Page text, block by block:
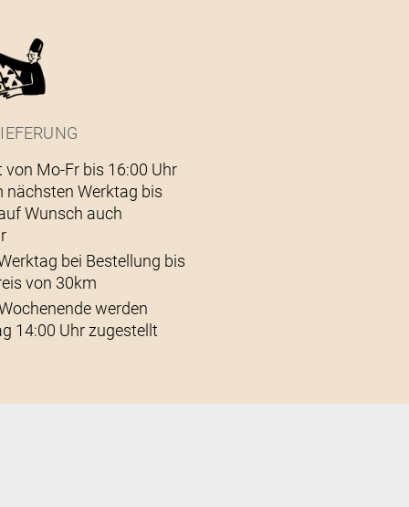
von Mo-Fr bis 16:00 Uhr
Werktag bis
Wunsch auch
bei Bestellung bis
von 30km
werden
14:00 Uhr zugestellt